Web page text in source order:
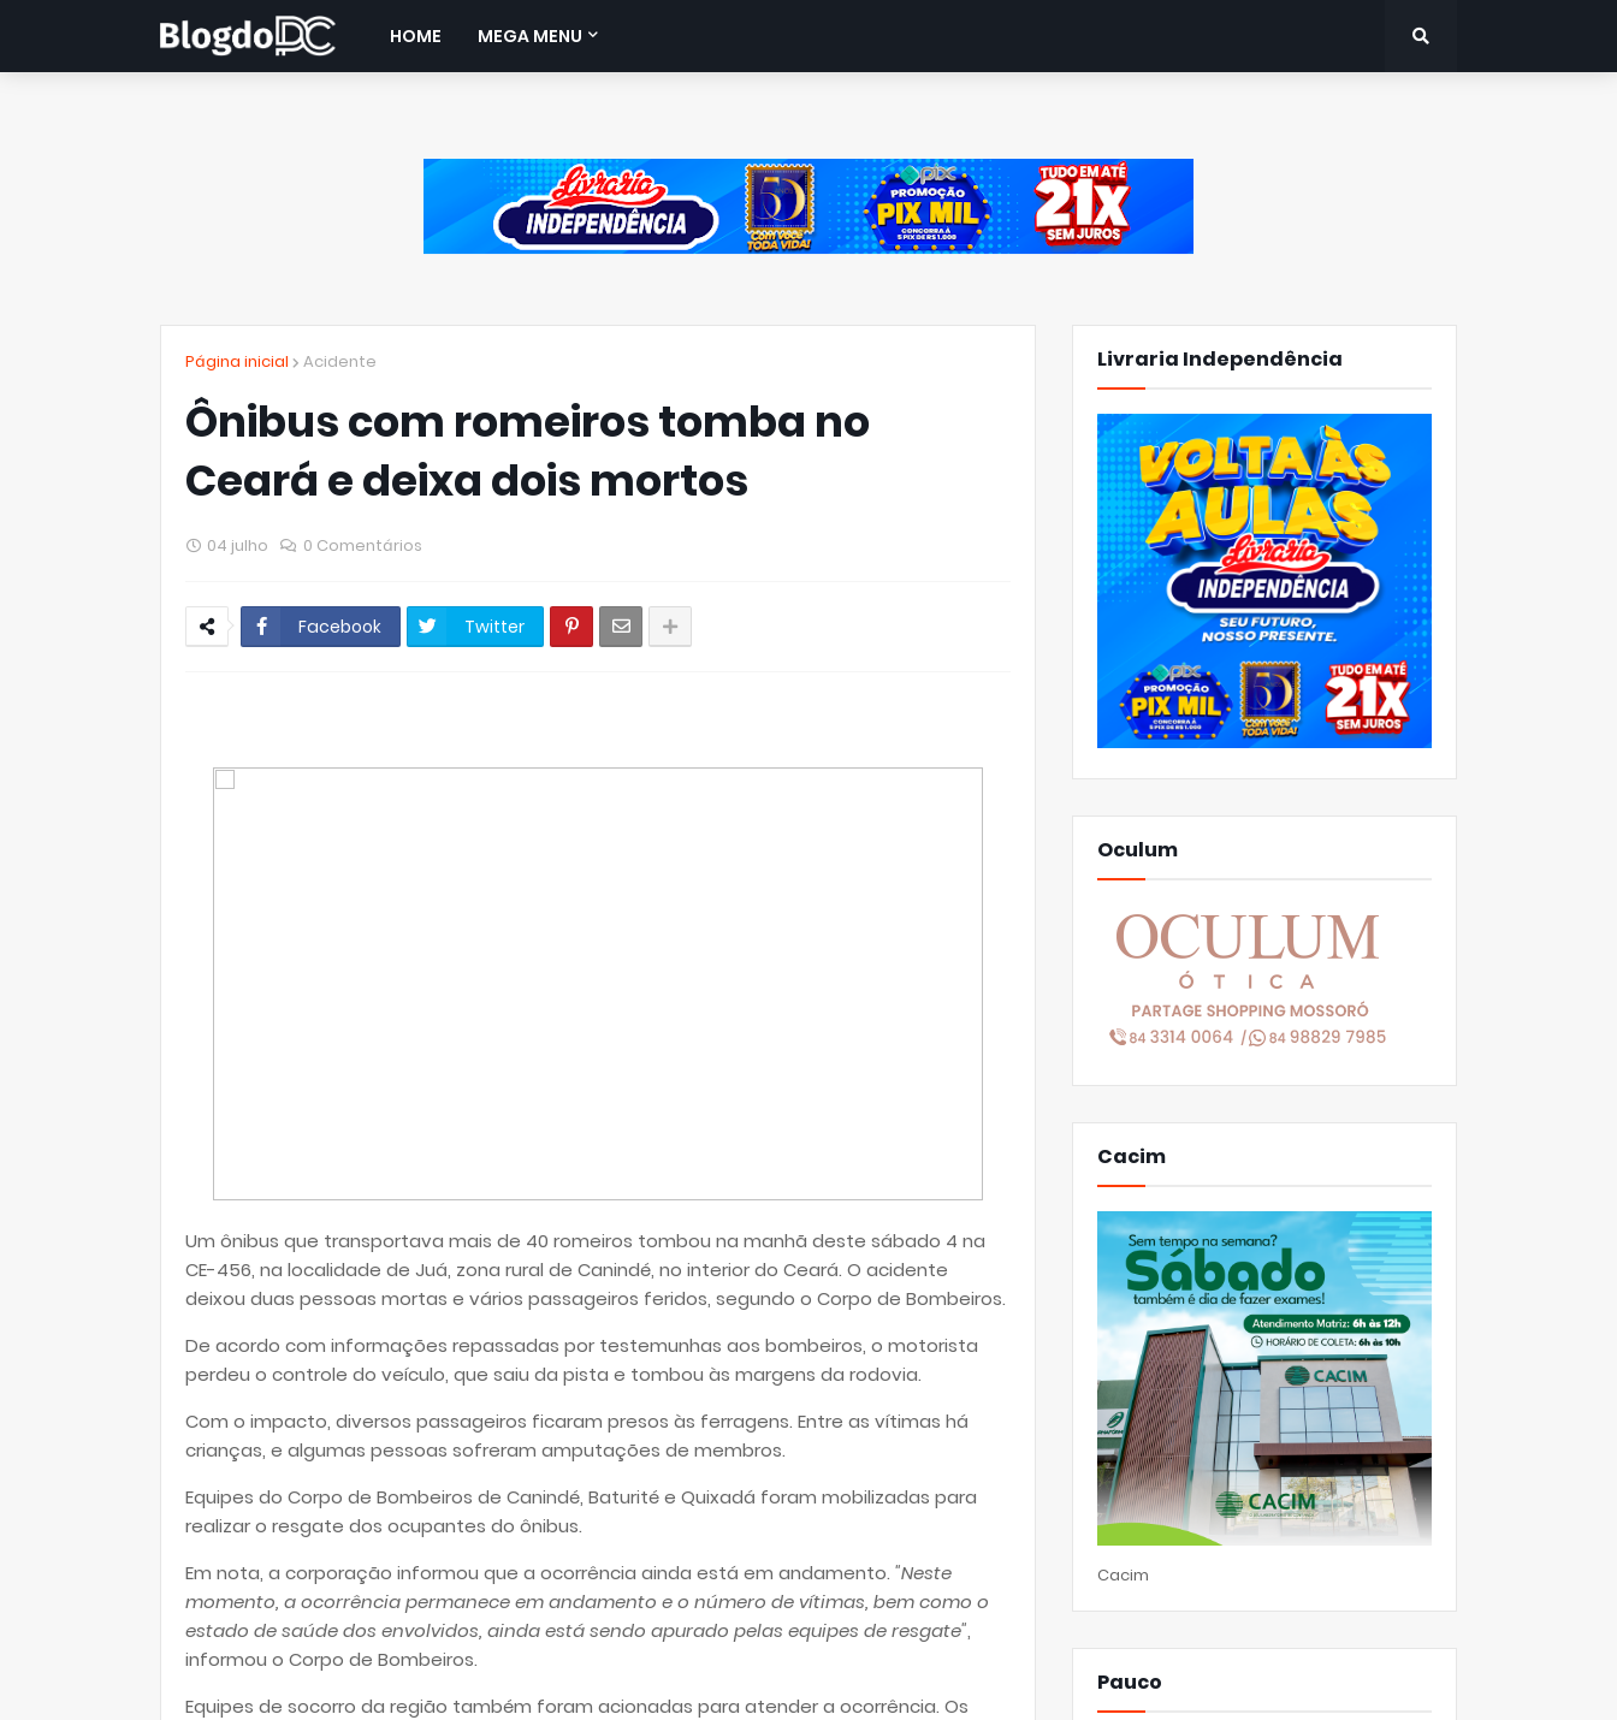
HOME MEGA MENU
Página inicial Acidente
Ônibus com romeiros tomba no
Ceará e deixa dois mortos
04 julho 0 Comentários
Facebook Twitter
Um ônibus que transportava mais de 40 romeiros tombou na manhã deste sábado 4 na
CE-456, na localidade de Juá, zona rural de Canindé, no interior do Ceará. O acidente
deixou duas pessoas mortas e vários passageiros feridos, segundo o Corpo de Bombeiros.
De acordo com informações repassadas por testemunhas aos bombeiros, o motorista
perdeu o controle do veículo, que saiu da pista e tombou às margens da rodovia.
Com o impacto, diversos passageiros ficaram presos às ferragens. Entre as vítimas há
crianças, e algumas pessoas sofreram amputações de membros.
Equipes do Corpo de Bombeiros de Canindé, Baturité e Quixadá foram mobilizadas para
realizar o resgate dos ocupantes do ônibus.
Em nota, a corporação informou que a ocorrência ainda está em andamento. "Neste
momento, a ocorrência permanece em andamento e o número de vítimas, bem como o
estado de saúde dos envolvidos, ainda está sendo apurado pelas equipes de resgate",
informou o Corpo de Bombeiros.
Equipes de socorro da região também foram acionadas para atender a ocorrência. Os
Livraria Independência
Oculum
Cacim
Cacim
Pauco